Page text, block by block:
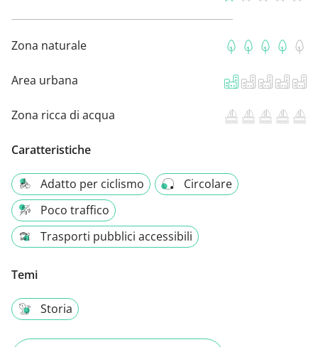
Zona naturale
Area urbana
Zona ricca di acqua
Caratteristiche
Adatto per ciclismo
Circolare
Poco traffico
Trasporti pubblici accessibili
Temi
Storia